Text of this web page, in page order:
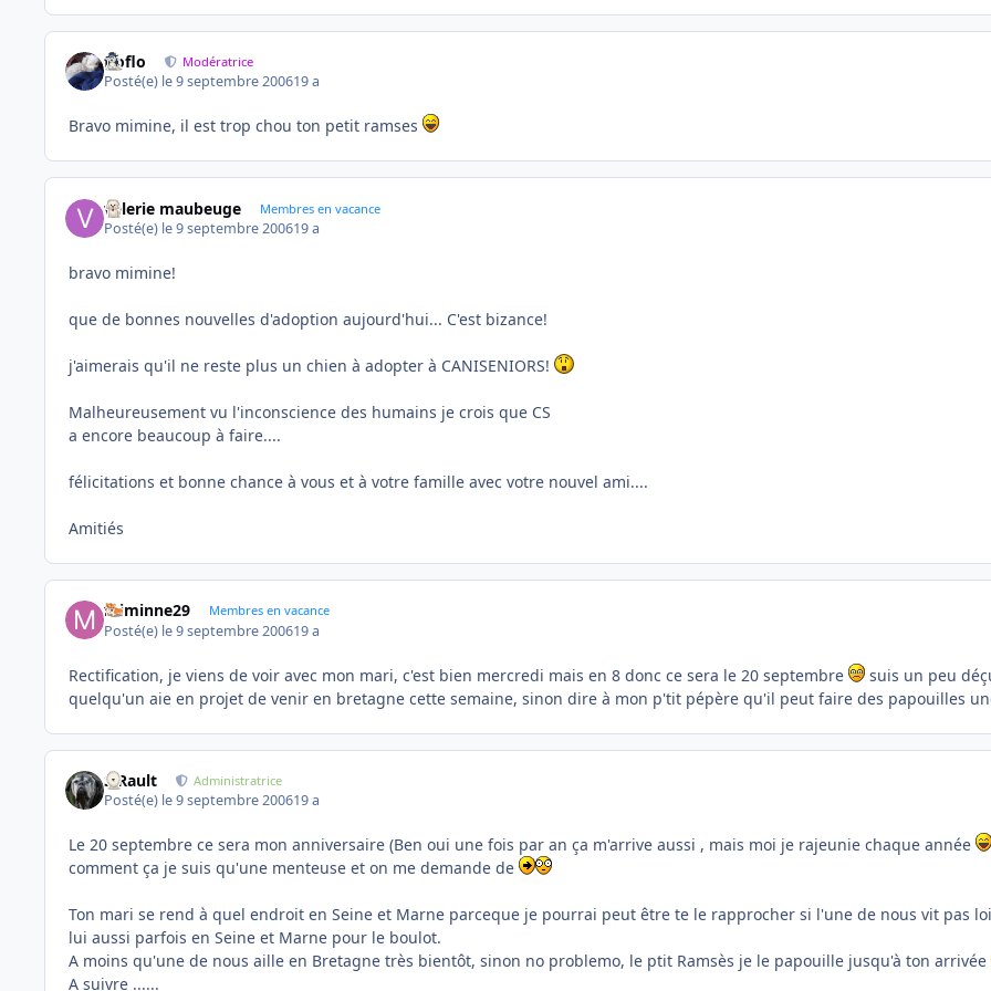
floflo Modératrice
Posté(e) le 9 septembre 200619 a
Bravo mimine, il est trop chou ton petit ramses
valerie maubeuge Membres en vacance
Posté(e) le 9 septembre 200619 a
bravo mimine!
que de bonnes nouvelles d'adoption aujourd'hui... C'est bizance!
j'aimerais qu'il ne reste plus un chien à adopter à CANISENIORS!
Malheureusement vu l'inconscience des humains je crois que CS
a encore beaucoup à faire....
félicitations et bonne chance à vous et à votre famille avec votre nouvel ami....
Amitiés
miminne29 Membres en vacance
Posté(e) le 9 septembre 200619 a
Rectification, je viens de voir avec mon mari, c'est bien mercredi mais en 8 donc ce sera le 20 septembre
suis un peu
quelqu'un aie en projet de venir en bretagne cette semaine, sinon dire à mon p'tit pépère qu'il peut faire des papouilles
S.Rault Administratrice
Posté(e) le 9 septembre 200619 a
Le 20 septembre ce sera mon anniversaire (Ben oui une fois par an ça m'arrive aussi , mais moi je rajeunie chaque année
comment ça je suis qu'une menteuse et on me demande de
Ton mari se rend à quel endroit en Seine et Marne parceque je pourrai peut être te le rapprocher si l'une de nous vit pas
lui aussi parfois en Seine et Marne pour le boulot.
A moins qu'une de nous aille en Bretagne très bientôt, sinon no problemo, le ptit Ramsès je le papouille jusqu'à ton arrivée
A suivre ......